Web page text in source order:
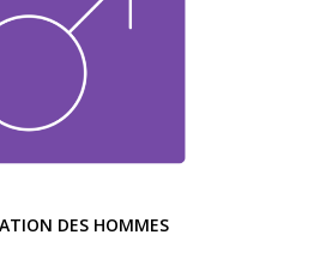
DES HOMMES